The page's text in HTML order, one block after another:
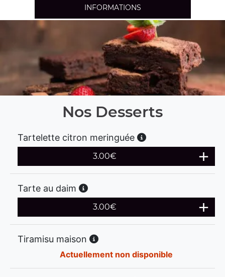
INFORMATIONS
Nos Desserts
Tartelette citron meringuée
3.00€
Tarte au daim
3.00€
Tiramisu maison
Actuellement non disponible